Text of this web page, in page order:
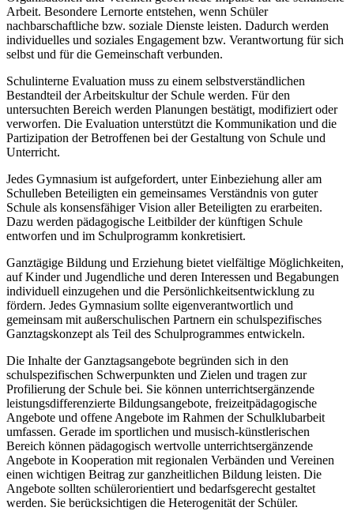
Arbeit. Besondere Lernorte entstehen, wenn Schüler
nachbarschaftliche bzw. soziale Dienste leisten. Dadurch werden
individuelles und soziales Engagement bzw. Verantwortung für sich
selbst und für die Gemeinschaft verbunden.
Schulinterne Evaluation muss zu einem selbstverständlichen
Bestandteil der Arbeitskultur der Schule werden. Für den
untersuchten Bereich werden Planungen bestätigt, modifiziert oder
verworfen. Die Evaluation unterstützt die Kommunikation und die
Partizipation der Betroffenen bei der Gestaltung von Schule und
Unterricht.
Jedes Gymnasium ist aufgefordert, unter Einbeziehung aller am
Schulleben Beteiligten ein gemeinsames Verständnis von guter
Schule als konsensfähiger Vision aller Beteiligten zu erarbeiten.
Dazu werden pädagogische Leitbilder der künftigen Schule
entworfen und im Schulprogramm konkretisiert.
Ganztägige Bildung und Erziehung bietet vielfältige Möglichkeiten,
auf Kinder und Jugendliche und deren Interessen und Begabungen
individuell einzugehen und die Persönlichkeitsentwicklung zu
fördern. Jedes Gymnasium sollte eigenverantwortlich und
gemeinsam mit außerschulischen Partnern ein schulspezifisches
Ganztagskonzept als Teil des Schulprogrammes entwickeln.
Die Inhalte der Ganztagsangebote begründen sich in den
schulspezifischen Schwerpunkten und Zielen und tragen zur
Profilierung der Schule bei. Sie können unterrichtsergänzende
leistungsdifferenzierte Bildungsangebote, freizeitpädagogische
Angebote und offene Angebote im Rahmen der Schulklubarbeit
umfassen. Gerade im sportlichen und musisch-künstlerischen
Bereich können pädagogisch wertvolle unterrichtsergänzende
Angebote in Kooperation mit regionalen Verbänden und Vereinen
einen wichtigen Beitrag zur ganzheitlichen Bildung leisten. Die
Angebote sollten schülerorientiert und bedarfsgerecht gestaltet
werden. Sie berücksichtigen die Heterogenität der Schüler.